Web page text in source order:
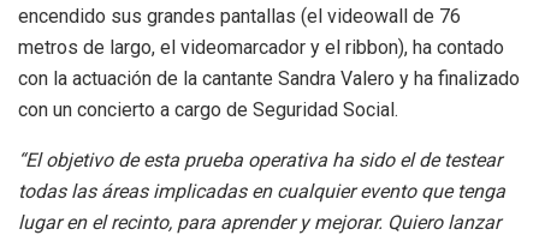
encendido sus grandes pantallas (el videowall de 76
metros de largo, el videomarcador y el ribbon), ha contado
con la actuación de la cantante Sandra Valero y ha finalizado
con un concierto a cargo de Seguridad Social.
“El objetivo de esta prueba operativa ha sido el de testear
todas las áreas implicadas en cualquier evento que tenga
lugar en el recinto, para aprender y mejorar. Quiero lanzar